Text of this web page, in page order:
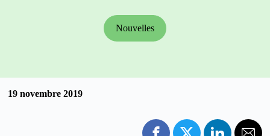
Nouvelles
19 novembre 2019